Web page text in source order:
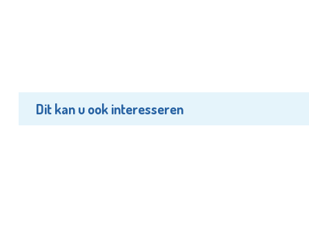
Dit kan u ook interesseren